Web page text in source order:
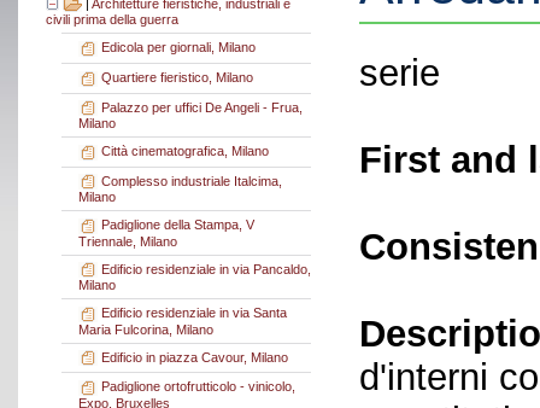
| Architetture fieristiche, industriali e
civili prima della guerra
Edicola per giornali, Milano
Quartiere fieristico, Milano
Palazzo per uffici De Angeli - Frua,
Milano
Città cinematografica, Milano
Complesso industriale Italcima,
Milano
Padiglione della Stampa, V
Triennale, Milano
Edificio residenziale in via Pancaldo,
Milano
Edificio residenziale in via Santa
Maria Fulcorina, Milano
Edificio in piazza Cavour, Milano
Padiglione ortofrutticolo - vinicolo,
Expo, Bruxelles
serie
First and
d'interni